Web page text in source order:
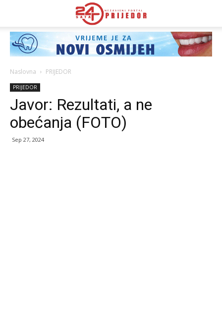
Naslovna PRIJEDOR
PRIJEDOR
Javor: Rezultati, a ne
obećanja (FOTO)
Sep 27, 2024